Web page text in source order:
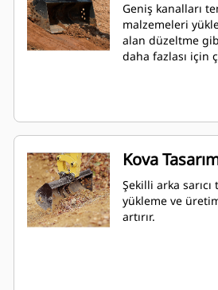
Geniş kanalları
malzemeleri
alan düzeltme
daha fazlası için
Kova
Şekilli arka sarıcı
yükleme ve
artırır.